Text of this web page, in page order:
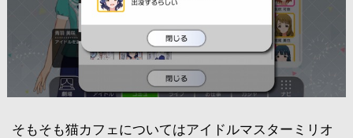
そもそも猫カフェについてはアイドルマスターミリオ